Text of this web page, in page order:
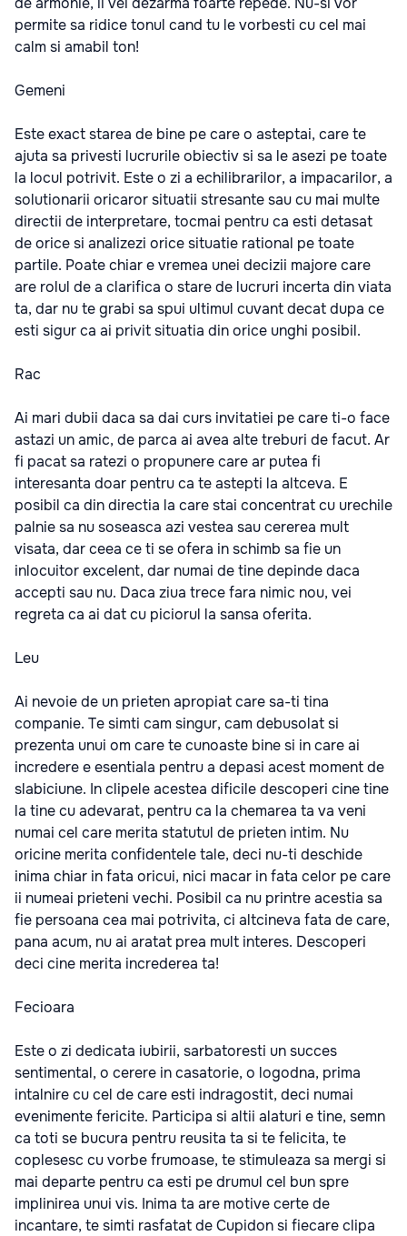
permite sa ridice tonul cand tu le vorbesti cu cel mai
calm si amabil ton!
Gemeni
Este exact starea de bine pe care o asteptai, care te
ajuta sa privesti lucrurile obiectiv si sa le asezi pe toate
la locul potrivit. Este o zi a echilibrarilor, a impacarilor, a
solutionarii oricaror situatii stresante sau cu mai multe
directii de interpretare, tocmai pentru ca esti detasat
de orice si analizezi orice situatie rational pe toate
partile. Poate chiar e vremea unei decizii majore care
are rolul de a clarifica o stare de lucruri incerta din viata
ta, dar nu te grabi sa spui ultimul cuvant decat dupa ce
esti sigur ca ai privit situatia din orice unghi posibil.
Rac
Ai mari dubii daca sa dai curs invitatiei pe care ti-o face
astazi un amic, de parca ai avea alte treburi de facut. Ar
fi pacat sa ratezi o propunere care ar putea fi
interesanta doar pentru ca te astepti la altceva. E
posibil ca din directia la care stai concentrat cu urechile
palnie sa nu soseasca azi vestea sau cererea mult
visata, dar ceea ce ti se ofera in schimb sa fie un
inlocuitor excelent, dar numai de tine depinde daca
accepti sau nu. Daca ziua trece fara nimic nou, vei
regreta ca ai dat cu piciorul la sansa oferita.
Leu
Ai nevoie de un prieten apropiat care sa-ti tina
companie. Te simti cam singur, cam debusolat si
prezenta unui om care te cunoaste bine si in care ai
incredere e esentiala pentru a depasi acest moment de
slabiciune. In clipele acestea dificile descoperi cine tine
la tine cu adevarat, pentru ca la chemarea ta va veni
numai cel care merita statutul de prieten intim. Nu
oricine merita confidentele tale, deci nu-ti deschide
inima chiar in fata oricui, nici macar in fata celor pe care
ii numeai prieteni vechi. Posibil ca nu printre acestia sa
fie persoana cea mai potrivita, ci altcineva fata de care,
pana acum, nu ai aratat prea mult interes. Descoperi
deci cine merita increderea ta!
Fecioara
Este o zi dedicata iubirii, sarbatoresti un succes
sentimental, o cerere in casatorie, o logodna, prima
intalnire cu cel de care esti indragostit, deci numai
evenimente fericite. Participa si altii alaturi e tine, semn
ca toti se bucura pentru reusita ta si te felicita, te
coplesesc cu vorbe frumoase, te stimuleaza sa mergi si
mai departe pentru ca esti pe drumul cel bun spre
implinirea unui vis. Inima ta are motive certe de
incantare, te simti rasfatat de Cupidon si fiecare clipa